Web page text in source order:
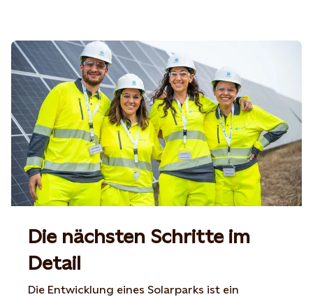
Die nächsten Schritte im
Detail
Die Entwicklung eines Solarparks ist ein